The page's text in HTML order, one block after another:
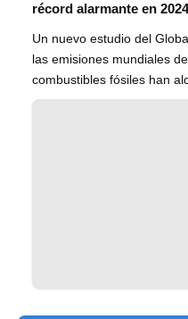
récord alarmante en 2024
Un nuevo estudio del
las emisiones mundiales
combustibles fósiles han